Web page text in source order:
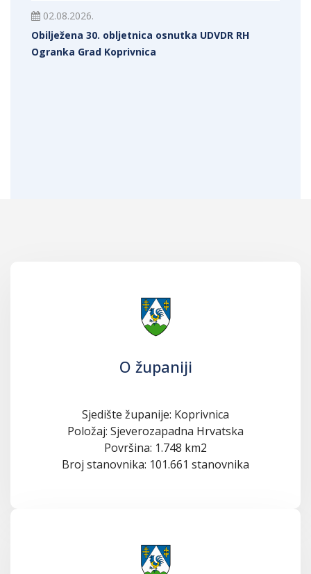
02.08.2026.
Obilježena 30. obljetnica osnutka UDVDR RH
Ogranka Grad Koprivnica
O županiji
Sjedište županije: Koprivnica
Položaj: Sjeverozapadna Hrvatska
Površina: 1.748 km2
Broj stanovnika: 101.661 stanovnika